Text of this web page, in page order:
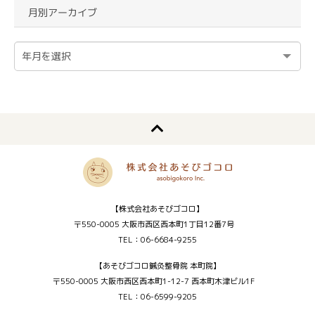
月別アーカイブ
【株式会社あそびゴコロ】
〒550-0005 大阪市西区西本町1丁目12番7号
TEL：06-6684-9255
【あそびゴコロ鍼灸整骨院 本町院】
〒550-0005 大阪市西区西本町1-12-7 西本町木津ビル1F
TEL：06-6599-9205